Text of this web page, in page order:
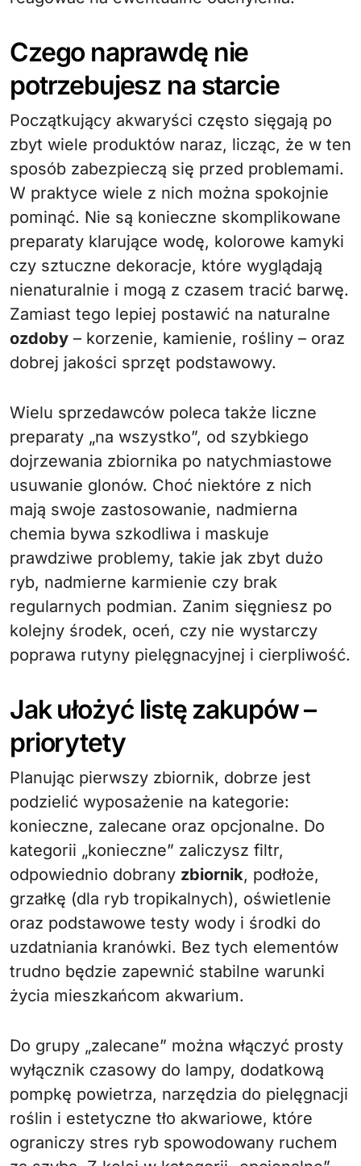
Czego naprawdę nie
potrzebujesz na starcie
Początkujący akwaryści często sięgają po
zbyt wiele produktów naraz, licząc, że w ten
sposób zabezpieczą się przed problemami.
W praktyce wiele z nich można spokojnie
pominąć. Nie są konieczne skomplikowane
preparaty klarujące wodę, kolorowe kamyki
czy sztuczne dekoracje, które wyglądają
nienaturalnie i mogą z czasem tracić barwę.
Zamiast tego lepiej postawić na naturalne
ozdoby – korzenie, kamienie, rośliny – oraz
dobrej jakości sprzęt podstawowy.
Wielu sprzedawców poleca także liczne
preparaty „na wszystko”, od szybkiego
dojrzewania zbiornika po natychmiastowe
usuwanie glonów. Choć niektóre z nich
mają swoje zastosowanie, nadmierna
chemia bywa szkodliwa i maskuje
prawdziwe problemy, takie jak zbyt dużo
ryb, nadmierne karmienie czy brak
regularnych podmian. Zanim sięgniesz po
kolejny środek, oceń, czy nie wystarczy
poprawa rutyny pielęgnacyjnej i cierpliwość.
Jak ułożyć listę zakupów –
priorytety
Planując pierwszy zbiornik, dobrze jest
podzielić wyposażenie na kategorie:
konieczne, zalecane oraz opcjonalne. Do
kategorii „konieczne” zaliczysz filtr,
odpowiednio dobrany zbiornik, podłoże,
grzałkę (dla ryb tropikalnych), oświetlenie
oraz podstawowe testy wody i środki do
uzdatniania kranówki. Bez tych elementów
trudno będzie zapewnić stabilne warunki
życia mieszkańcom akwarium.
Do grupy „zalecane” można włączyć prosty
wyłącznik czasowy do lampy, dodatkową
pompkę powietrza, narzędzia do pielęgnacji
roślin i estetyczne tło akwariowe, które
ograniczy stres ryb spowodowany ruchem